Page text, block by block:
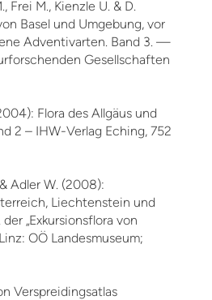
Frei M., Kienzle U. & D.
Basel und Umgebung, vor
Adventivarten. Band 3. —
Gesellschaften
Flora des Allgäus und
2 – IHW-Verlag Eching, 752
Adler W. (2008):
Liechtenstein und
„Exkursionsflora von
OÖ Landesmuseum;
Verspreidingsatlas